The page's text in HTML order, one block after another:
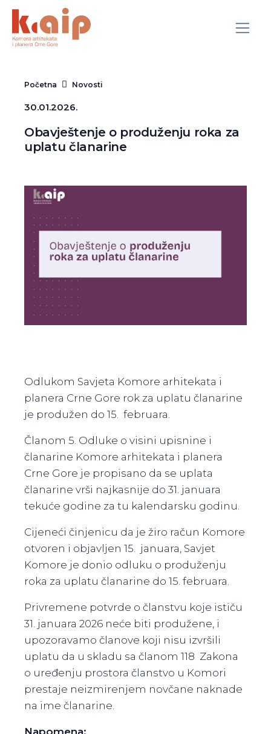
Početna Novosti
30.01.2026.
Obavještenje o produženju roka za
uplatu članarine
Odlukom Savjeta Komore arhitekata i
planera Crne Gore rok za uplatu članarine
je produžen do 15. februara.
Članom 5. Odluke o visini upisnine i
članarine Komore arhitekata i planera
Crne Gore je propisano da se uplata
članarine vrši najkasnije do 31. januara
tekuće godine za tu kalendarsku godinu.
Cijeneći činjenicu da je žiro račun Komore
otvoren i objavljen 15. januara, Savjet
Komore je donio odluku o produženju
roka za uplatu članarine do 15. februara.
Privremene potvrde o članstvu koje ističu
31. januara 2026 neće biti produžene, i
upozoravamo članove koji nisu izvršili
uplatu da u skladu sa članom 118 Zakona
o uređenju prostora članstvo u Komori
prestaje neizmirenjem novčane naknade
na ime članarine.